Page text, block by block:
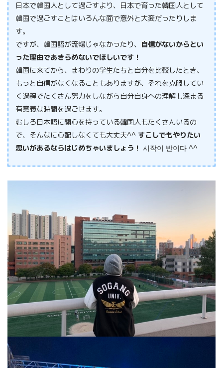
日本で韓国人として過ごすより、日本で育った韓国人として
韓国で過ごすことはいろんな面で意外と大変だったりしま
す。
ですが、韓国語が流暢じゃなかったり、 自信がないからとい
った理由であきらめないでほしいです！
韓国に来てから、まわりの学生たちと自分を比較したとき、
もっと自信がなくなることもありますが、それを克服してい
く過程でたくさん努力をしながら自分自身への理解も深まる
有意義な時間を過ごせます。
むしろ日本語に関心を持っている韓国人もたくさんいるの
で、そんなに心配しなくても大丈夫^^ すこしでもやりたい
思いがあるならはじめちゃいましょう！시작이 반이다 ^^